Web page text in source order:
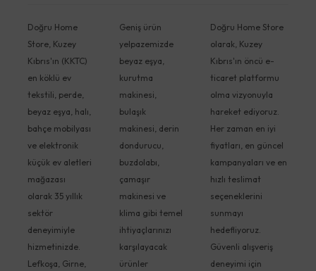
Doğru Home
Store, Kuzey
Kıbrıs'ın (KKTC)
en köklü ev
tekstili, perde,
beyaz eşya, halı,
bahçe mobilyası
ve elektronik
küçük ev aletleri
mağazası
olarak 35 yıllık
sektör
deneyimiyle
hizmetinizde.
Lefkoşa, Girne,
Geniş ürün
yelpazemizde
beyaz eşya,
kurutma
makinesi,
bulaşık
makinesi, derin
dondurucu,
buzdolabı,
çamaşır
makinesi ve
klima gibi temel
ihtiyaçlarınızı
karşılayacak
ürünler
Doğru Home Store
olarak, Kuzey
Kıbrıs'ın öncü e-
ticaret platformu
olma vizyonuyla
hareket ediyoruz.
Her zaman en iyi
fiyatları, en güncel
kampanyaları ve en
hızlı teslimat
seçeneklerini
sunmayı
hedefliyoruz.
Güvenli alışveriş
deneyimi için